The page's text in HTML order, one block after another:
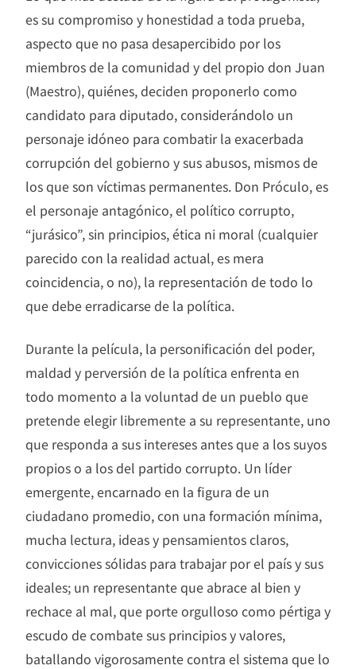
es su compromiso y honestidad a toda prueba,
aspecto que no pasa desapercibido por los
miembros de la comunidad y del propio don Juan
(Maestro), quiénes, deciden proponerlo como
candidato para diputado, considerándolo un
personaje idóneo para combatir la exacerbada
corrupción del gobierno y sus abusos, mismos de
los que son víctimas permanentes. Don Próculo, es
el personaje antagónico, el político corrupto,
“jurásico”, sin principios, ética ni moral (cualquier
parecido con la realidad actual, es mera
coincidencia, o no), la representación de todo lo
que debe erradicarse de la política.
Durante la película, la personificación del poder,
maldad y perversión de la política enfrenta en
todo momento a la voluntad de un pueblo que
pretende elegir libremente a su representante, uno
que responda a sus intereses antes que a los suyos
propios o a los del partido corrupto. Un líder
emergente, encarnado en la figura de un
ciudadano promedio, con una formación mínima,
mucha lectura, ideas y pensamientos claros,
convicciones sólidas para trabajar por el país y sus
ideales; un representante que abrace al bien y
rechace al mal, que porte orgulloso como pértiga y
escudo de combate sus principios y valores,
batallando vigorosamente contra el sistema que lo